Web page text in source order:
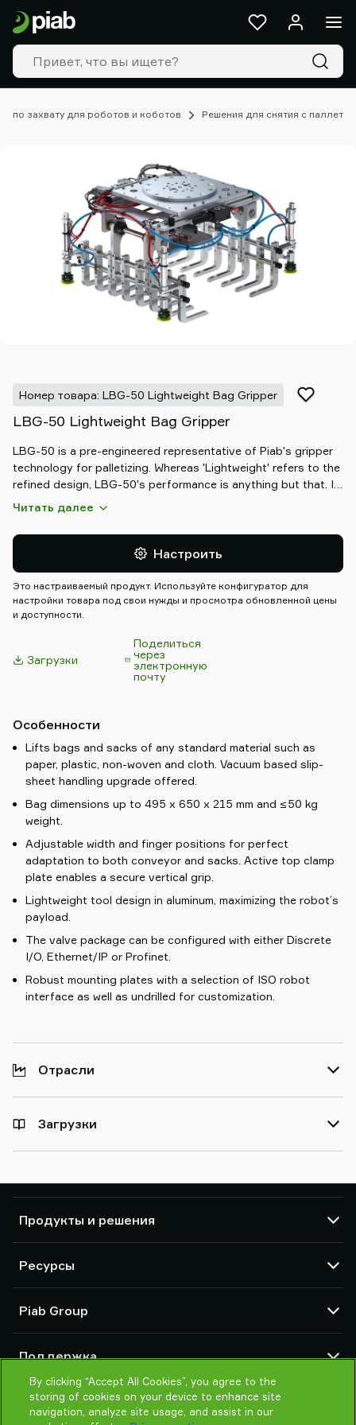
по захвату для роботов и коботов Решения для снятия с паллет
Номер товара: LBG-50 Lightweight Bag Gripper
LBG-50 Lightweight Bag Gripper
LBG-50 is a pre-engineered representative of Piab's gripper
technology for palletizing. Whereas 'Lightweight' refers to the
refined design, LBG-50's performance is anything but that. It
comfortably lifts ≤50 kg sacks off the conveyor and securely
places these on a pallet in any desired pattern. If slip sheets
are part of the process, LBG-50 may easily be upgraded with
a handling system using Piab Duraflex® suction cups and
COAX® technology.
Читать далее
Настроить
Это настраиваемый продукт. Используйте конфигуратор для
настройки товара под свои нужды и просмотра обновленной цены
и доступности.
Загрузки
Поделиться
через
электронную
почту
Особенности
Lifts bags and sacks of any standard material such as
paper, plastic, non-woven and cloth. Vacuum based slip-
sheet handling upgrade offered.
Bag dimensions up to 495 x 650 x 215 mm and ≤50 kg
weight.
Adjustable width and finger positions for perfect
adaptation to both conveyor and sacks. Active top clamp
plate enables a secure vertical grip.
Lightweight tool design in aluminum, maximizing the robot’s
payload.
The valve package can be configured with either Discrete
I/O, Ethernet/IP or Profinet.
Robust mounting plates with a selection of ISO robot
interface as well as undrilled for customization.
Отрасли
Загрузки
Продукты и решения
Вакуумные присоски и мягкие захваты
Компоненты рабочих инструментов (EOAT)
Решения по захвату для роботов и коботов
Принадлежности для систем и решений
Вакуумные конвейеры для порошков и бестарного материала
Ресурсы
конфигураторы продуктов
Условия продаж
Уведомление о конфиденциальности
Piab Group
Глобальная организация
Кодекс поведения
новости
Карьера
Поддержка
Контактная форма
Поиск партнера
Продукты
и
решения
Отрасли
Наши
Resources
Group
Контактная
форма
Support
By clicking “Accept All Cookies”, you agree to the
storing of cookies on your device to enhance site
navigation, analyze site usage, and assist in our